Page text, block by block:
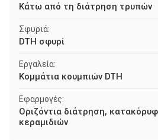
Κάτω από τη διάτρηση τρυπών
Σφυριά:
DTH σφυρί
Εργαλεία:
Κομμάτια κουμπιών DTH
Εφαρμογές:
Οριζόντια διάτρηση,
κεραμιδιών